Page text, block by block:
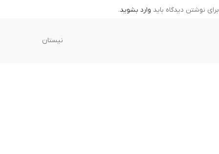
برای نوشتن دیدگاه باید وارد بشوید.
نیستان